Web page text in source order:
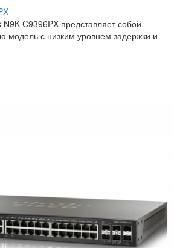
C9396PX представляет собой
модель с низким уровнем задержки и